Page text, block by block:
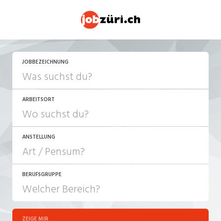
JOBBEZEICHNUNG
ARBEITSORT
ANSTELLUNG
JOB-TYP
Festanstellung
BERUFSGRUPPE
ZEIGE MIR